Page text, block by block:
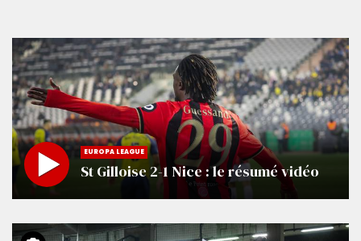
EUROPA LEAGUE
St Gilloise 2-1 Nice : le résumé vidéo